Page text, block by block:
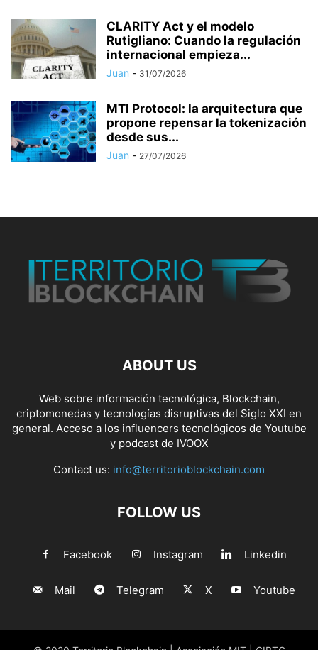
CLARITY Act y el modelo
Rutigliano: Cuando la regulación
internacional empieza...
Juan - 31/07/2026
MTI Protocol: la arquitectura que
propone repensar la tokenización
desde sus...
Juan - 27/07/2026
ABOUT US
Web sobre información tecnológica, Blockchain,
criptomonedas y tecnologías disruptivas del Siglo XXI en
general. Acceso a los influencers tecnológicos de Youtube
y podcast de IVOOX
Contact us: info@territorioblockchain.com
FOLLOW US
Facebook Instagram Linkedin
Mail Telegram X Youtube